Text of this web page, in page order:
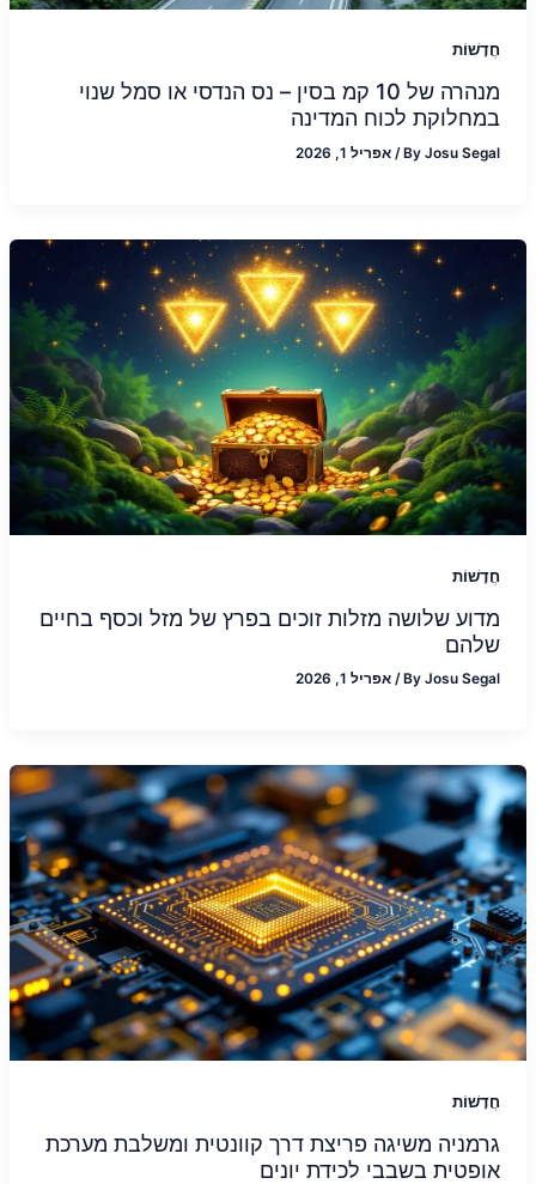
חֲדָשׁוֹת
מנהרה של 10 קמ בסין – נס הנדסי או סמל שנוי
במחלוקת לכוח המדינה
ByJosu Segal
/ אפריל 1, 2026
חֲדָשׁוֹת
מדוע שלושה מזלות זוכים בפרץ של מזל וכסף בחיים
שלהם
ByJosu Segal
/ אפריל 1, 2026
חֲדָשׁוֹת
גרמניה משיגה פריצת דרך קוונטית ומשלבת מערכת
אופטית בשבבי לכידת יונים